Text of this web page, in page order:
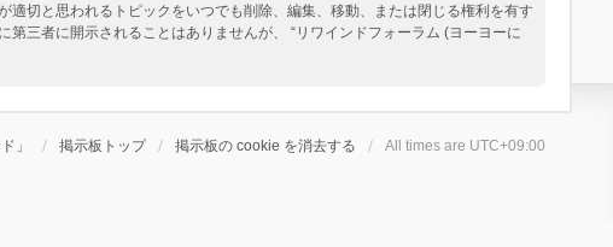
切と思われるトピックをいつでも削除、編集、移動、または閉じる権利を有す
三者に開示されることはありませんが、 “リワインドフォーラム (ヨーヨーに
」 掲示板トップ 掲示板の cookie を消去する All times are UTC+09:00